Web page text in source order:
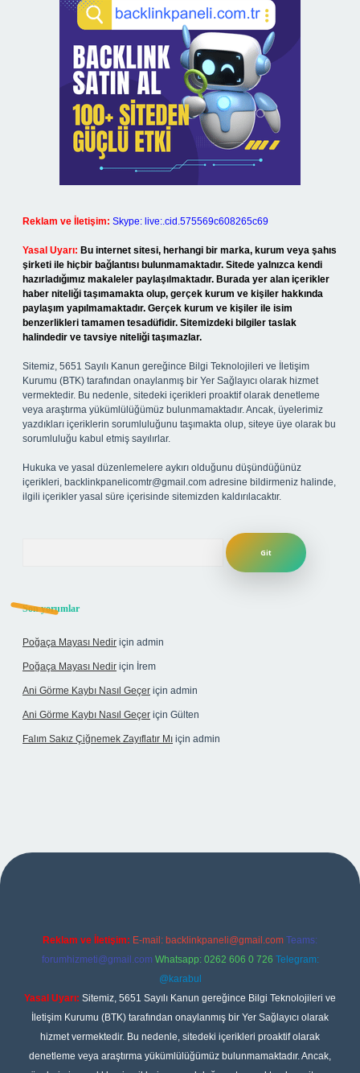
Reklam ve İletişim: Skype: live:.cid.575569c608265c69
Yasal Uyarı: Bu internet sitesi, herhangi bir marka, kurum veya şahıs
şirketi ile hiçbir bağlantısı bulunmamaktadır. Sitede yalnızca kendi
hazırladığımız makaleler paylaşılmaktadır. Burada yer alan içerikler
haber niteliği taşımamakta olup, gerçek kurum ve kişiler hakkında
paylaşım yapılmamaktadır. Gerçek kurum ve kişiler ile isim
benzerlikleri tamamen tesadüfidir. Sitemizdeki bilgiler taslak
halindedir ve tavsiye niteliği taşımazlar.
Sitemiz, 5651 Sayılı Kanun gereğince Bilgi Teknolojileri ve İletişim
Kurumu (BTK) tarafından onaylanmış bir Yer Sağlayıcı olarak hizmet
vermektedir. Bu nedenle, sitedeki içerikleri proaktif olarak denetleme
veya araştırma yükümlülüğümüz bulunmamaktadır. Ancak, üyelerimiz
yazdıkları içeriklerin sorumluluğunu taşımakta olup, siteye üye olarak bu
sorumluluğu kabul etmiş sayılırlar.
Hukuka ve yasal düzenlemelere aykırı olduğunu düşündüğünüz
içerikleri, backlinkpanelicomtr@gmail.com adresine bildirmeniz halinde,
ilgili içerikler yasal süre içerisinde sitemizden kaldırılacaktır.
Son yorumlar
Poğaça Mayası Nedir için admin
Poğaça Mayası Nedir için İrem
Ani Görme Kaybı Nasıl Geçer için admin
Ani Görme Kaybı Nasıl Geçer için Gülten
Falım Sakız Çiğnemek Zayıflatır Mı için admin
Reklam ve İletişim: E-mail: backlinkpaneli@gmail.com Teams:
forumhizmeti@gmail.com Whatsapp: 0262 606 0 726 Telegram:
@karabul
Yasal Uyarı: Sitemiz, 5651 Sayılı Kanun gereğince Bilgi Teknolojileri ve
İletişim Kurumu (BTK) tarafından onaylanmış bir Yer Sağlayıcı olarak
hizmet vermektedir. Bu nedenle, sitedeki içerikleri proaktif olarak
denetleme veya araştırma yükümlülüğümüz bulunmamaktadır. Ancak,